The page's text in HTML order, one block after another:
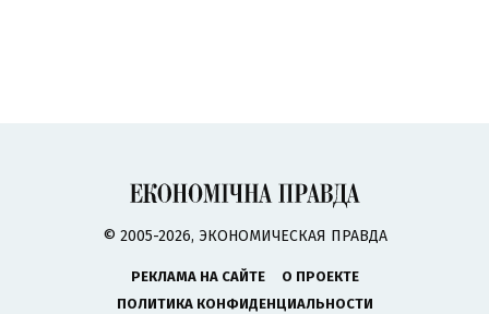
© 2005-2026, ЭКОНОМИЧЕСКАЯ ПРАВДА
РЕКЛАМА НА САЙТЕ
О ПРОЕКТЕ
ПОЛИТИКА КОНФИДЕНЦИАЛЬНОСТИ